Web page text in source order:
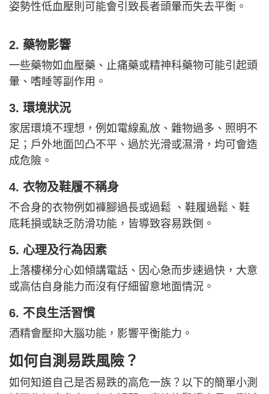
姿勢性低血壓則可能會引致長者頭暈而失去平衡。
2. 藥物影響
一些藥物如血壓藥、止痛藥或精神科藥物可能引起頭
暈、嗜睡等副作用。
3. 環境狀況
家居環境不理想，例如電線亂放、雜物過多、照明不
足；戶外地面凹凸不平、過於光滑或濕滑，均可會造
成危險。
4. 衣物及鞋履不稱身
不合身的衣物例如褲腳過長或過鬆 、鞋履過鬆、鞋
底耗損或缺乏防滑功能，皆導致容易跌倒。
5. 心理及行為因素
上落樓梯分心如傾講電話、因心急而步速過快，大意
或高估自身能力而沒有仔細留意地面情況。
6. 不良生活習慣
酒精會壓抑大腦功能，影響平衡能力。
如何自測易跌風險？
如何知道自己是否易跌的高危一族？以下的簡單小測